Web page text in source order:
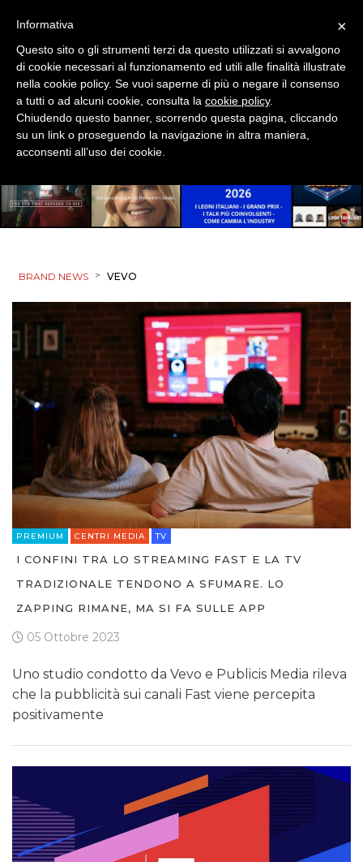
BRAND NEWS > VEVO
PREMIUM CENTRI MEDIA TV
I CONFINI TRA LO STREAMING FAST E LA TV
TRADIZIONALE TENDONO A SFUMARE. LO
ZAPPING RIMANE, MA SI FA SULLE APP
05 Ottobre 2023
Uno studio condotto da Vevo e Publicis Media rileva
che la pubblicità sui canali Fast viene percepita
positivamente
×
Informativa
Questo sito o gli strumenti terzi da questo utilizzati si avvalgono
di cookie necessari al funzionamento ed utili alle finalità illustrate
nella cookie policy. Se vuoi saperne di più o negare il consenso
a tutti o ad alcuni cookie, consulta la cookie policy.
Chiudendo questo banner, scorrendo questa pagina, cliccando
su un link o proseguendo la navigazione in altra maniera,
acconsenti all’uso dei cookie.